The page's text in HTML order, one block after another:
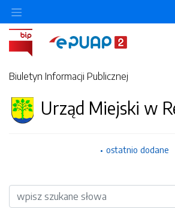
Biuletyn Informacji Publicznej
Urząd Miejski w
ostatnio dodane
Wyszukiwarka